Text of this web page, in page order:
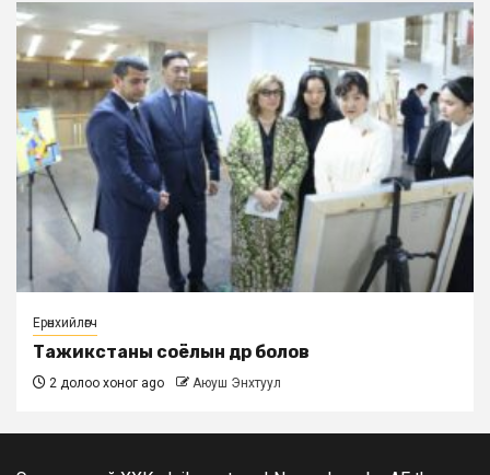
Ерөнхийлөгч
Тажикстаны соёлын өдөр болов
2 долоо хоног ago Аюуш Энхтуул